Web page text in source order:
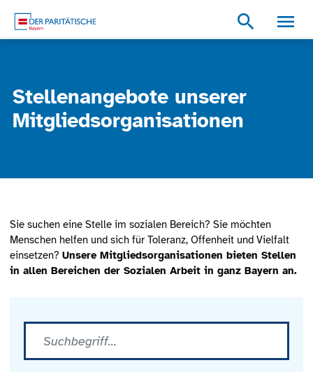
search
Stellenangebote unserer
Mitgliedsorganisationen
Sie suchen eine Stelle im sozialen Bereich? Sie möchten
Menschen helfen und sich für Toleranz, Offenheit und Vielfalt
einsetzen? Unsere Mitgliedsorganisationen bieten Stellen
in allen Bereichen der Sozialen Arbeit in ganz Bayern an.